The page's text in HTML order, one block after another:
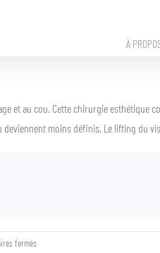
À
et au cou. Cette chirurgie esthétique
moins définis. Le lifting du
ferméssur